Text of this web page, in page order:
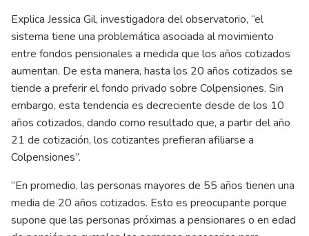
Explica Jessica Gil, investigadora del observatorio, “el
sistema tiene una problemática asociada al movimiento
entre fondos pensionales a medida que los años cotizados
aumentan. De esta manera, hasta los 20 años cotizados se
tiende a preferir el fondo privado sobre Colpensiones. Sin
embargo, esta tendencia es decreciente desde de los 10
años cotizados, dando como resultado que, a partir del año
21 de cotización, los cotizantes prefieran afiliarse a
Colpensiones”.
“En promedio, las personas mayores de 55 años tienen una
media de 20 años cotizados. Esto es preocupante porque
supone que las personas próximas a pensionares o en edad